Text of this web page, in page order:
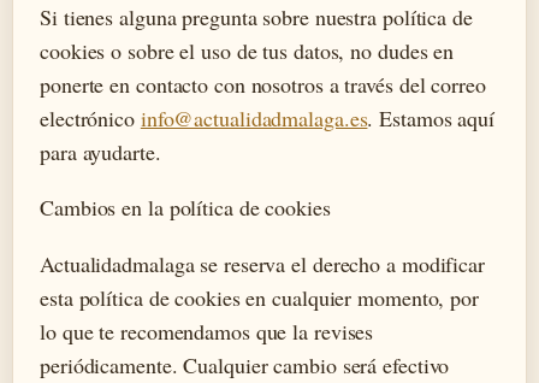
Si tienes alguna pregunta sobre nuestra política de
cookies o sobre el uso de tus datos, no dudes en
ponerte en contacto con nosotros a través del correo
electrónico info@actualidadmalaga.es. Estamos aquí
para ayudarte.
Cambios en la política de cookies
Actualidadmalaga se reserva el derecho a modificar
esta política de cookies en cualquier momento, por
lo que te recomendamos que la revises
periódicamente. Cualquier cambio será efectivo